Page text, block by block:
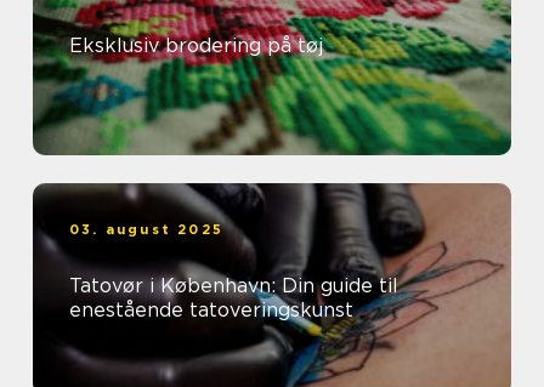
Eksklusiv brodering på tøj
03. august 2025
Tatovør i København: Din guide til
enestående tatoveringskunst